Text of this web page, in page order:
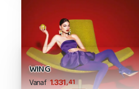
WING
Vanaf 1.331,41